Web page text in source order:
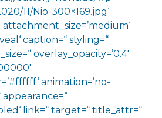
11/Nio-300×169.jpg‘
attachment_size=’medium‘
caption=“ styling=“
overlay_opacity=’0.4′
animation=’no-
appearance=“
link=“ target=“ title_attr=“